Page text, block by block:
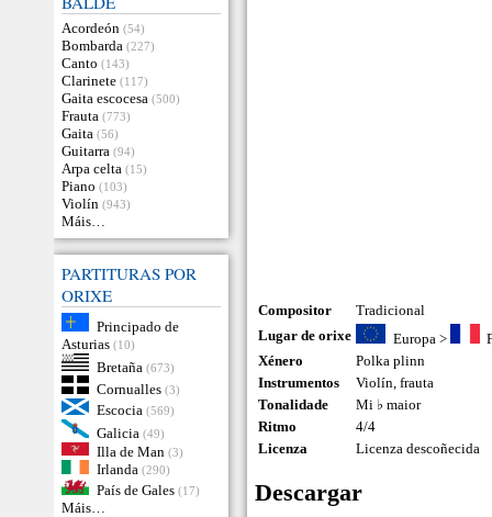
Acordeón (54)
Bombarda (227)
Canto (143)
Clarinete (117)
Gaita escocesa (500)
Frauta (773)
Gaita (56)
Guitarra (94)
Arpa celta (15)
Piano (103)
Violín (943)
Máis…
PARTITURAS POR
ORIXE
Principado de
Asturias (10)
Bretaña (673)
Cornualles (3)
Escocia (569)
Galicia (49)
Illa de Man (3)
Irlanda (290)
País de Gales (17)
Máis…
Compositor
Tradicional
Lugar de orixe
Europa>
Xénero
Polka plinn
Instrumentos
Violín,frauta
Tonalidade
Mi ♭ maior
Ritmo
4/4
Licenza
Licenza descoñecida
Descargar